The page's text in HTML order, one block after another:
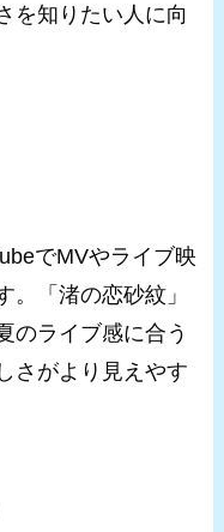
を知りたい人に向
でMVやライブ映
。「渚の恋砂紋」
のライブ感に合う
さがより見えやす